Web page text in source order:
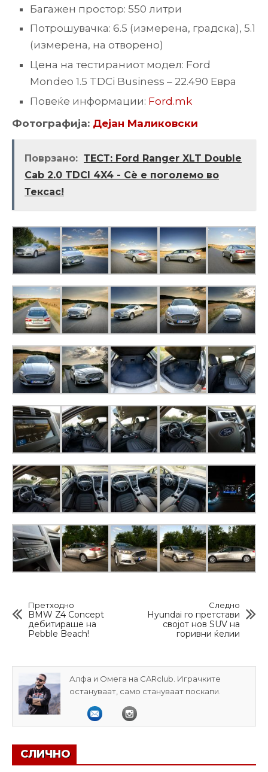
Багажен простор: 550 литри
Потрошувачка: 6.5 (измерена, градска), 5.1
(измерена, на отворено)
Цена на тестираниот модел: Ford
Mondeo 1.5 TDCi Business – 22.490 Евра
Повеќе информации: Ford.mk
Фотографија: Дејан Маликовски
Поврзано: ТЕСТ: Ford Ranger XLT Double
Cab 2.0 TDCI 4X4 - Сè е поголемо во
Тексас!
Претходно
BMW Z4 Concept
дебитираше на
Pebble Beach!
Следно
Hyundai го претстави
својот нов SUV на
горивни ќелии
Алфа и Омега на CARclub. Играчките
остануваат, само стануваат поскапи.
СЛИЧНО